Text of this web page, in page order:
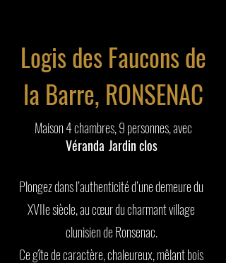
Logis des Faucons de
la Barre, RONSENAC
Maison 4 chambres, 9 personnes, avec
Véranda Jardin clos
Plongez dans l’authenticité d’une demeure du
XVIIe siècle, au cœur du charmant village
clunisien de Ronsenac.
Ce gîte de caractère, chaleureux, mêlant bois